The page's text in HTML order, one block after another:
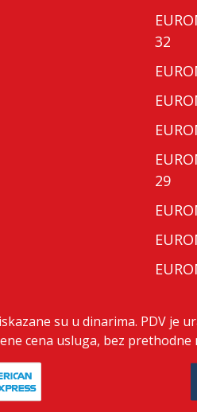
32
29
su u dinarima. PDV je
cena usluga, bez prethodne